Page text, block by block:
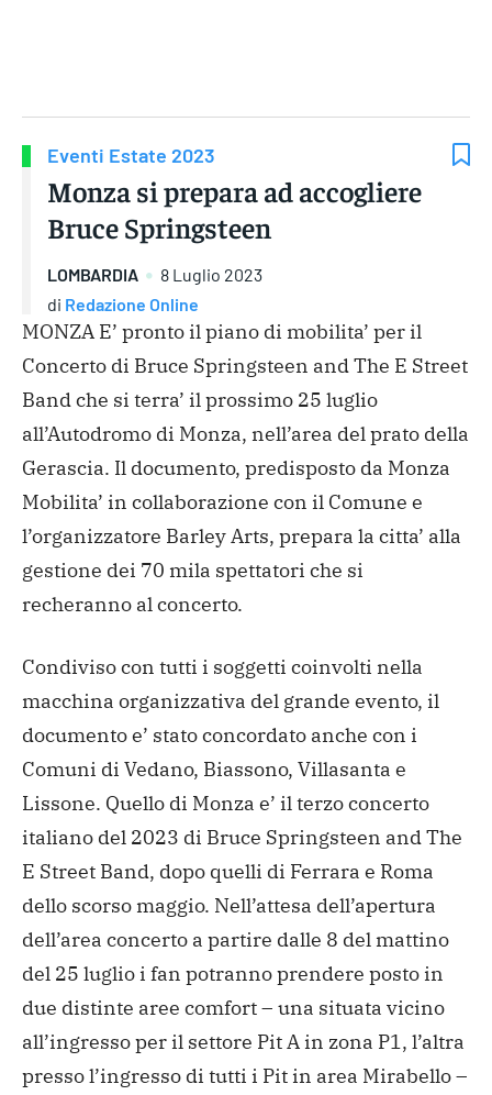
Eventi Estate 2023
Monza si prepara ad accogliere
Bruce Springsteen
LOMBARDIA
8 Luglio 2023
di Redazione Online
MONZA E’ pronto il piano di mobilita’ per il
Concerto di Bruce Springsteen and The E Street
Band che si terra’ il prossimo 25 luglio
all’Autodromo di Monza, nell’area del prato della
Gerascia. Il documento, predisposto da Monza
Mobilita’ in collaborazione con il Comune e
l’organizzatore Barley Arts, prepara la citta’ alla
gestione dei 70 mila spettatori che si
recheranno al concerto.
Condiviso con tutti i soggetti coinvolti nella
macchina organizzativa del grande evento, il
documento e’ stato concordato anche con i
Comuni di Vedano, Biassono, Villasanta e
Lissone. Quello di Monza e’ il terzo concerto
italiano del 2023 di Bruce Springsteen and The
E Street Band, dopo quelli di Ferrara e Roma
dello scorso maggio. Nell’attesa dell’apertura
dell’area concerto a partire dalle 8 del mattino
del 25 luglio i fan potranno prendere posto in
due distinte aree comfort – una situata vicino
all’ingresso per il settore Pit A in zona P1, l’altra
presso l’ingresso di tutti i Pit in area Mirabello –